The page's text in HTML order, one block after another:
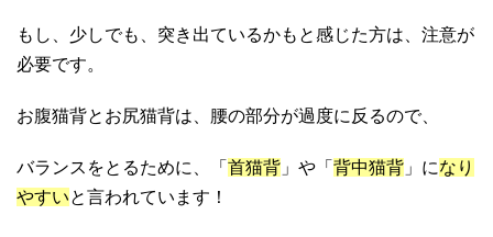
もし、少しでも、突き出ているかもと感じた方は、注意が
必要です。
お腹猫背とお尻猫背は、腰の部分が過度に反るので、
バランスをとるために 、「 首猫背 」や「 背中猫背 」になり
やすいと言われています！